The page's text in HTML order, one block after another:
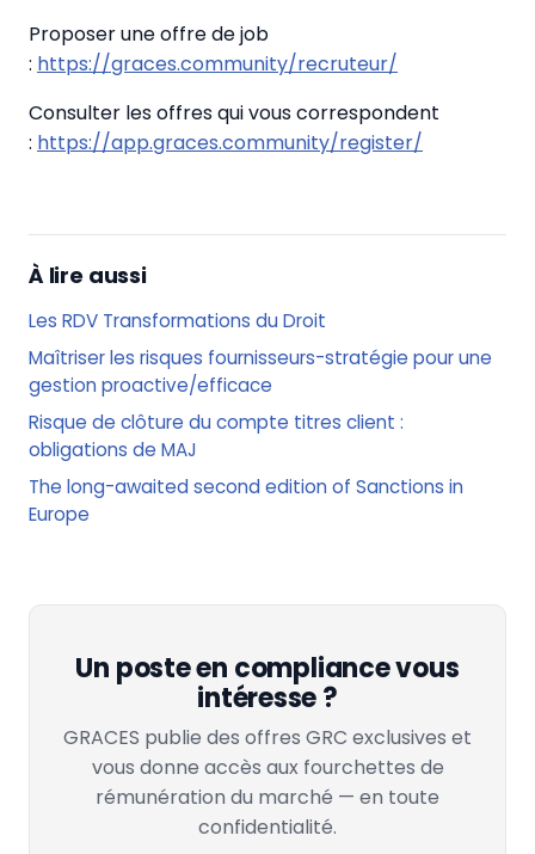
Proposer une offre de job
: https://graces.community/recruteur/
Consulter les offres qui vous correspondent
: https://app.graces.community/register/
À lire aussi
Les RDV Transformations du Droit
Maîtriser les risques fournisseurs-stratégie pour une
gestion proactive/efficace
Risque de clôture du compte titres client :
obligations de MAJ
The long-awaited second edition of Sanctions in
Europe
Un poste en compliance vous
intéresse ?
GRACES publie des offres GRC exclusives et
vous donne accès aux fourchettes de
rémunération du marché — en toute
confidentialité.